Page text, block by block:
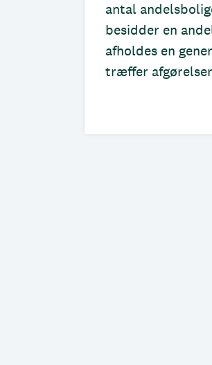
antal
besidder en
afholdes en
træffer